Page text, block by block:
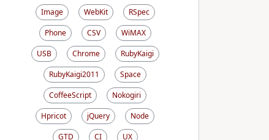
Image
WebKit
RSpec
Phone
CSV
WiMAX
USB
Chrome
RubyKaigi
RubyKaigi2011
Space
CoffeeScript
Nokogiri
Hpricot
jQuery
Node
GTD
CI UX